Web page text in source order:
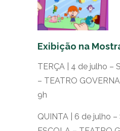
Exibição na
TERÇA | 4 de julho –
– TEATRO
9h
QUINTA | 6 de julho –